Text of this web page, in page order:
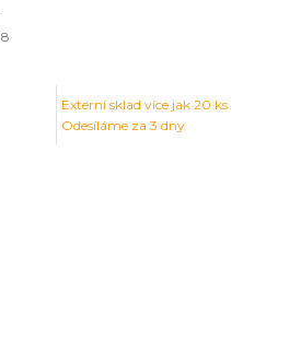
Externí sklad více jak 20 ks
Odesíláme za 3 dny